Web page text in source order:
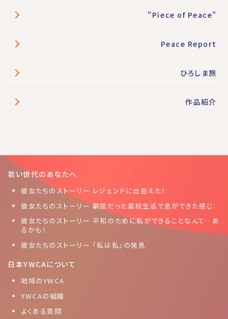
"Piece of Peace"
Peace Report
ひろしま旅
作品紹介
若い世代のあなたへ
彼女たちのストーリー レジェンドに出会えた！
彼女たちのストーリー 窮屈だった高校生活で息ができた感じ
彼女たちのストーリー 平和のために私ができることなんて…あ
るかも！
彼女たちのストーリー 「私は私」の発見
日本YWCAについて
地域のYWCA
YWCAの組織
よくある質問